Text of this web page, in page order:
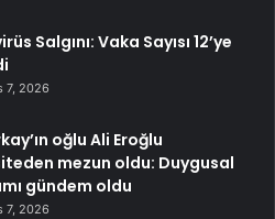
Salgını: Vaka Sayısı 12’ye
7, 2026
oğlu Ali Eroğlu
mezun oldu: Duygusal
gündem oldu
7, 2026